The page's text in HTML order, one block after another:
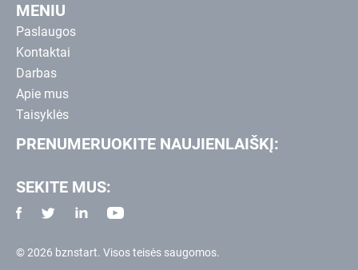
MENIU
Paslaugos
Kontaktai
Darbas
Apie mus
Taisyklės
PRENUMERUOKITE NAUJIENLAIŠKĮ:
SEKITE MUS:
© 2026 bznstart. Visos teisės saugomos.